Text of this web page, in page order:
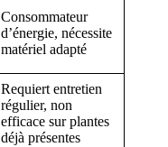
Consommateur
d’énergie, nécessite
matériel adapté
Requiert entretien
régulier, non
efficace sur plantes
déjà présentes